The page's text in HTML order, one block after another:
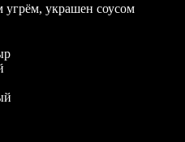
украшен соусом